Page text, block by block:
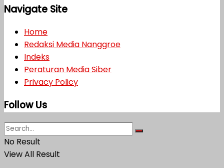
Navigate Site
Home
Redaksi Media Nanggroe
Indeks
Peraturan Media Siber
Privacy Policy
Follow Us
No Result
View All Result